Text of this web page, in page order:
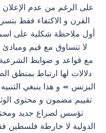
على الرغم من عدم
القرن و الاكتفاء فقط
أول ملاحظة شكلية على
لا تتساوق مع قيم ومبادئ
مع قواعد و ضوابط الشرعية
دلالات لها ارتباط بمنطق
البزنس » و هذا ينبغي
تقييم مضمون و محتوى
تؤسس لصراع جديد
الدولية لا خارطة فلسطين